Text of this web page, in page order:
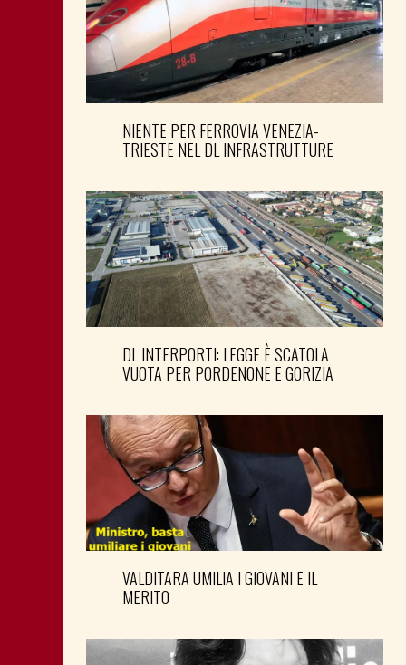
NIENTE PER FERROVIA VENEZIA-
TRIESTE NEL DL INFRASTRUTTURE
DL INTERPORTI: LEGGE È SCATOLA
VUOTA PER PORDENONE E GORIZIA
VALDITARA UMILIA I GIOVANI E IL
MERITO